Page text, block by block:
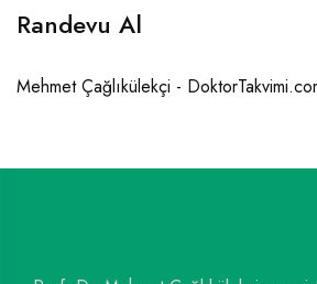
Randevu Al
Mehmet Çağlıkülekçi -